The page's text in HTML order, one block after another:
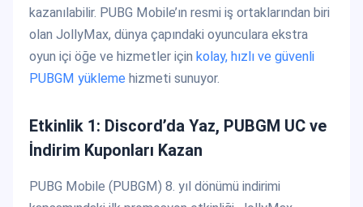
kazanılabilir. PUBG Mobile’ın resmi iş ortaklarından biri
olan JollyMax, dünya çapındaki oyunculara ekstra
oyun içi öğe ve hizmetler için kolay, hızlı ve güvenli
PUBGM yükleme hizmeti sunuyor.
Etkinlik 1: Discord’da Yaz, PUBGM UC ve
İndirim Kuponları Kazan
PUBG Mobile (PUBGM) 8. yıl dönümü indirimi